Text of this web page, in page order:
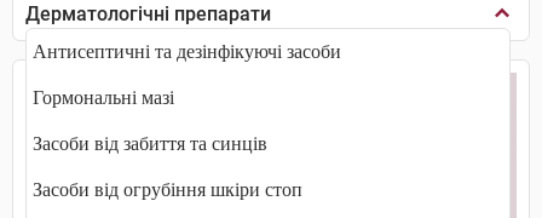
Дерматологічні препарати
Антисептичні та дезінфікуючі засоби
Гормональні мазі
Засоби від забиття та синців
Засоби від огрубіння шкіри стоп